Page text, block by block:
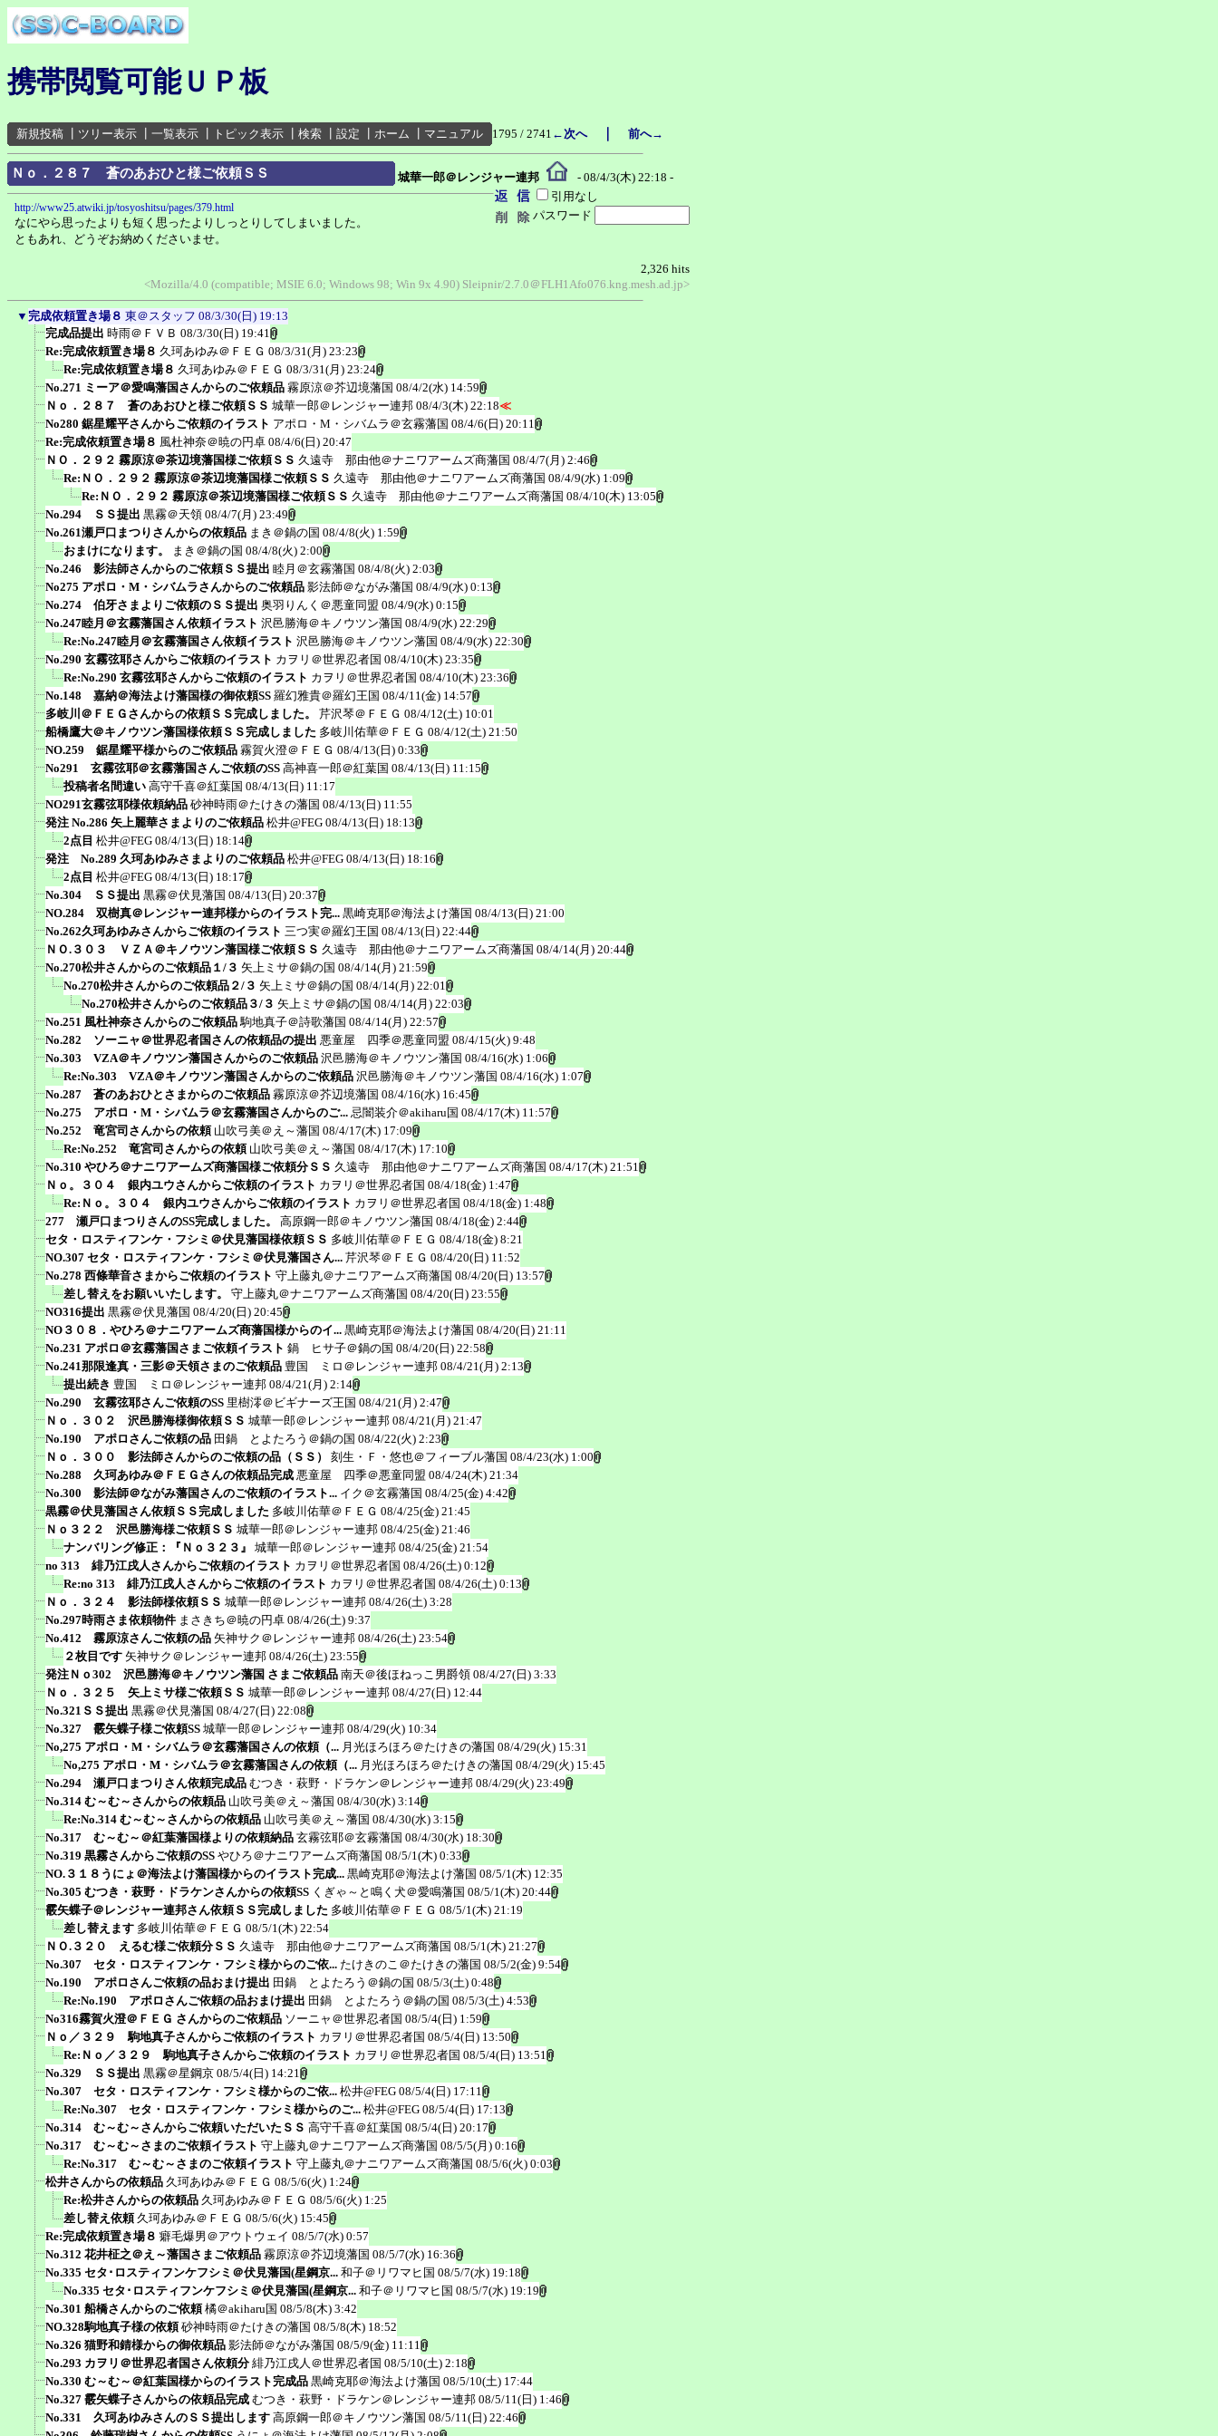
携帯閲覧可能ＵＰ板
新規投稿 ツリー表示 一覧表示 トピック表示 検索 設定 ホーム マニュアル 1795 / 2741 ←次へ｜ 前へ→
Ｎｏ．２８７ 蒼のあおひと様ご依頼ＳＳ 城華一郎＠レンジャー連邦
- 08/4/3(木) 22:18 -
引用なし
パスワード
http://www25.atwiki.jp/tosyoshitsu/pages/379.html
なにやら思ったよりも短く思ったよりしっとりしてしまいました。
ともあれ、どうぞお納めくださいませ。
2,326 hits
<Mozilla/4.0 (compatible; MSIE 6.0; Windows 98; Win 9x 4.90) Sleipnir/2.7.0＠FLH1Afo076.kng.mesh.ad.jp>
▼ 完成依頼置き場８ 東＠スタッフ 08/3/30(日) 19:13
完成品提出 時雨＠ＦＶＢ 08/3/30(日) 19:41
Re:完成依頼置き場８ 久珂あゆみ＠ＦＥＧ 08/3/31(月) 23:23
Re:完成依頼置き場８ 久珂あゆみ＠ＦＥＧ 08/3/31(月) 23:24
No.271 ミーア＠愛鳴藩国さんからのご依頼品 霧原涼＠芥辺境藩国 08/4/2(水) 14:59
Ｎｏ．２８７ 蒼のあおひと様ご依頼ＳＳ 城華一郎＠レンジャー連邦 08/4/3(木) 22:18≪
No280 鋸星耀平さんからご依頼のイラスト アポロ・M・シバムラ＠玄霧藩国 08/4/6(日) 20:11
Re:完成依頼置き場８ 風杜神奈＠暁の円卓 08/4/6(日) 20:47
ＮＯ．２９２ 霧原涼＠茶辺境藩国様ご依頼ＳＳ 久遠寺 那由他＠ナニワアームズ商藩国 08/4/7(月) 2:46
Re:ＮＯ．２９２ 霧原涼＠茶辺境藩国様ご依頼ＳＳ 久遠寺 那由他＠ナニワアームズ商藩国 08/4/9(水) 1:09
Re:ＮＯ．２９２ 霧原涼＠茶辺境藩国様ご依頼ＳＳ 久遠寺 那由他＠ナニワアームズ商藩国 08/4/10(木) 13:05
No.294 ＳＳ提出 黒霧＠天領 08/4/7(月) 23:49
No.261瀬戸口まつりさんからの依頼品 まき＠鍋の国 08/4/8(火) 1:59
おまけになります。
まき＠鍋の国 08/4/8(火) 2:00
No.246 影法師さんからのご依頼ＳＳ提出 睦月＠玄霧藩国 08/4/8(火) 2:03
No275 アポロ・M・シバムラさんからのご依頼品 影法師＠ながみ藩国 08/4/9(水) 0:13
No.274 伯牙さまよりご依頼のＳＳ提出 奥羽りんく＠悪童同盟 08/4/9(水) 0:15
No.247睦月＠玄霧藩国さん依頼イラスト 沢邑勝海＠キノウツン藩国 08/4/9(水) 22:29
Re:No.247睦月＠玄霧藩国さん依頼イラスト 沢邑勝海＠キノウツン藩国 08/4/9(水) 22:30
No.290 玄霧弦耶さんからご依頼のイラスト カヲリ＠世界忍者国 08/4/10(木) 23:35
Re:No.290 玄霧弦耶さんからご依頼のイラスト カヲリ＠世界忍者国 08/4/10(木) 23:36
No.148 嘉納＠海法よけ藩国様の御依頼SS 羅幻雅貴＠羅幻王国 08/4/11(金) 14:57
多岐川＠ＦＥＧさんからの依頼ＳＳ完成しました。
芹沢琴＠ＦＥＧ 08/4/12(土) 10:01
船橋鷹大＠キノウツン藩国様依頼ＳＳ完成しました 多岐川佑華＠ＦＥＧ 08/4/12(土) 21:50
NO.259 鋸星耀平様からのご依頼品 霧賀火澄＠ＦＥＧ 08/4/13(日) 0:33
No291 玄霧弦耶＠玄霧藩国さんご依頼のSS 高神喜一郎＠紅葉国 08/4/13(日) 11:15
投稿者名間違い 高守千喜＠紅葉国 08/4/13(日) 11:17
NO291玄霧弦耶様依頼納品 砂神時雨＠たけきの藩国 08/4/13(日) 11:55
発注 No.286 矢上麗華さまよりのご依頼品 松井@FEG 08/4/13(日) 18:13
2点目 松井@FEG 08/4/13(日) 18:14
発注 No.289 久珂あゆみさまよりのご依頼品 松井@FEG 08/4/13(日) 18:16
2点目 松井@FEG 08/4/13(日) 18:17
No.304 ＳＳ提出 黒霧＠伏見藩国 08/4/13(日) 20:37
NO.284 双樹真＠レンジャー連邦様からのイラスト完... 黒崎克耶＠海法よけ藩国 08/4/13(日) 21:00
No.262久珂あゆみさんからご依頼のイラスト 三つ実＠羅幻王国 08/4/13(日) 22:44
ＮＯ.３０３ ＶＺＡ＠キノウツン藩国様ご依頼ＳＳ 久遠寺 那由他＠ナニワアームズ商藩国 08/4/14(月) 20:44
No.270松井さんからのご依頼品１/３ 矢上ミサ＠鍋の国 08/4/14(月) 21:59
No.270松井さんからのご依頼品２/３ 矢上ミサ＠鍋の国 08/4/14(月) 22:01
No.270松井さんからのご依頼品３/３ 矢上ミサ＠鍋の国 08/4/14(月) 22:03
No.251 風杜神奈さんからのご依頼品 駒地真子＠詩歌藩国 08/4/14(月) 22:57
No.282 ソーニャ＠世界忍者国さんの依頼品の提出 悪童屋 四季＠悪童同盟 08/4/15(火) 9:48
No.303 VZA＠キノウツン藩国さんからのご依頼品 沢邑勝海＠キノウツン藩国 08/4/16(水) 1:06
Re:No.303 VZA＠キノウツン藩国さんからのご依頼品 沢邑勝海＠キノウツン藩国 08/4/16(水) 1:07
No.287 蒼のあおひとさまからのご依頼品 霧原涼＠芥辺境藩国 08/4/16(水) 16:45
No.275 アポロ・M・シバムラ＠玄霧藩国さんからのご... 忌闇装介＠akiharu国 08/4/17(木) 11:57
No.252 竜宮司さんからの依頼 山吹弓美＠え～藩国 08/4/17(木) 17:09
Re:No.252 竜宮司さんからの依頼 山吹弓美＠え～藩国 08/4/17(木) 17:10
No.310 やひろ＠ナニワアームズ商藩国様ご依頼分ＳＳ 久遠寺 那由他＠ナニワアームズ商藩国 08/4/17(木) 21:51
Ｎｏ。３０４ 銀内ユウさんからご依頼のイラスト カヲリ＠世界忍者国 08/4/18(金) 1:47
Re:Ｎｏ。３０４ 銀内ユウさんからご依頼のイラスト カヲリ＠世界忍者国 08/4/18(金) 1:48
277 瀬戸口まつりさんのSS完成しました。
高原鋼一郎＠キノウツン藩国 08/4/18(金) 2:44
セタ・ロスティフンケ・フシミ＠伏見藩国様依頼ＳＳ 多岐川佑華＠ＦＥＧ 08/4/18(金) 8:21
NO.307 セタ・ロスティフンケ・フシミ＠伏見藩国さん... 芹沢琴＠ＦＥＧ 08/4/20(日) 11:52
No.278 西條華音さまからご依頼のイラスト 守上藤丸＠ナニワアームズ商藩国 08/4/20(日) 13:57
差し替えをお願いいたします。
守上藤丸＠ナニワアームズ商藩国 08/4/20(日) 23:55
NO316提出 黒霧＠伏見藩国 08/4/20(日) 20:45
NO３０８．やひろ＠ナニワアームズ商藩国様からのイ... 黒崎克耶＠海法よけ藩国 08/4/20(日) 21:11
No.231 アポロ＠玄霧藩国さまご依頼イラスト 鍋 ヒサ子＠鍋の国 08/4/20(日) 22:58
No.241那限逢真・三影＠天領さまのご依頼品 豊国 ミロ＠レンジャー連邦 08/4/21(月) 2:13
提出続き 豊国 ミロ＠レンジャー連邦 08/4/21(月) 2:14
No.290 玄霧弦耶さんご依頼のSS 里樹澪＠ビギナーズ王国 08/4/21(月) 2:47
Ｎｏ．３０２ 沢邑勝海様御依頼ＳＳ 城華一郎＠レンジャー連邦 08/4/21(月) 21:47
No.190 アポロさんご依頼の品 田鍋 とよたろう＠鍋の国 08/4/22(火) 2:23
Ｎｏ．３００ 影法師さんからのご依頼の品（ＳＳ）
刻生・Ｆ・悠也＠フィーブル藩国 08/4/23(水) 1:00
No.288 久珂あゆみ＠ＦＥＧさんの依頼品完成 悪童屋 四季＠悪童同盟 08/4/24(木) 21:34
No.300 影法師＠ながみ藩国さんのご依頼のイラスト... イク＠玄霧藩国 08/4/25(金) 4:42
黒霧＠伏見藩国さん依頼ＳＳ完成しました 多岐川佑華＠ＦＥＧ 08/4/25(金) 21:45
Ｎｏ３２２ 沢邑勝海様ご依頼ＳＳ 城華一郎＠レンジャー連邦 08/4/25(金) 21:46
ナンバリング修正：『Ｎｏ３２３』
城華一郎＠レンジャー連邦 08/4/25(金) 21:54
no 313 緋乃江戌人さんからご依頼のイラスト カヲリ＠世界忍者国 08/4/26(土) 0:12
Re:no 313 緋乃江戌人さんからご依頼のイラスト カヲリ＠世界忍者国 08/4/26(土) 0:13
Ｎｏ．３２４ 影法師様依頼ＳＳ 城華一郎＠レンジャー連邦 08/4/26(土) 3:28
No.297時雨さま依頼物件 まさきち＠暁の円卓 08/4/26(土) 9:37
No.412 霧原涼さんご依頼の品 矢神サク＠レンジャー連邦 08/4/26(土) 23:54
２枚目です 矢神サク＠レンジャー連邦 08/4/26(土) 23:55
発注Ｎｏ302 沢邑勝海＠キノウツン藩国 さまご依頼品 南天＠後ほねっこ男爵領 08/4/27(日) 3:33
Ｎｏ．３２５ 矢上ミサ様ご依頼ＳＳ 城華一郎＠レンジャー連邦 08/4/27(日) 12:44
No.321ＳＳ提出 黒霧＠伏見藩国 08/4/27(日) 22:08
No.327 霰矢蝶子様ご依頼SS 城華一郎＠レンジャー連邦 08/4/29(火) 10:34
No,275 アポロ・M・シバムラ＠玄霧藩国さんの依頼（... 月光ほろほろ＠たけきの藩国 08/4/29(火) 15:31
No,275 アポロ・M・シバムラ＠玄霧藩国さんの依頼（... 月光ほろほろ＠たけきの藩国 08/4/29(火) 15:45
No.294 瀬戸口まつりさん依頼完成品 むつき・萩野・ドラケン＠レンジャー連邦 08/4/29(火) 23:49
No.314 む～む～さんからの依頼品 山吹弓美＠え～藩国 08/4/30(水) 3:14
Re:No.314 む～む～さんからの依頼品 山吹弓美＠え～藩国 08/4/30(水) 3:15
No.317 む～む～＠紅葉藩国様よりの依頼納品 玄霧弦耶＠玄霧藩国 08/4/30(水) 18:30
No.319 黒霧さんからご依頼のSS やひろ＠ナニワアームズ商藩国 08/5/1(木) 0:33
NO.３１８うにょ＠海法よけ藩国様からのイラスト完成... 黒崎克耶＠海法よけ藩国 08/5/1(木) 12:35
No.305 むつき・萩野・ドラケンさんからの依頼SS くぎゃ～と鳴く犬＠愛鳴藩国 08/5/1(木) 20:44
霰矢蝶子＠レンジャー連邦さん依頼ＳＳ完成しました 多岐川佑華＠ＦＥＧ 08/5/1(木) 21:19
差し替えます 多岐川佑華＠ＦＥＧ 08/5/1(木) 22:54
ＮＯ.３２０ えるむ様ご依頼分ＳＳ 久遠寺 那由他＠ナニワアームズ商藩国 08/5/1(木) 21:27
No.307 セタ・ロスティフンケ・フシミ様からのご依... たけきのこ＠たけきの藩国 08/5/2(金) 9:54
No.190 アポロさんご依頼の品おまけ提出 田鍋 とよたろう＠鍋の国 08/5/3(土) 0:48
Re:No.190 アポロさんご依頼の品おまけ提出 田鍋 とよたろう＠鍋の国 08/5/3(土) 4:53
No316霧賀火澄＠ＦＥＧ さんからのご依頼品 ソーニャ＠世界忍者国 08/5/4(日) 1:59
Ｎｏ／３２９ 駒地真子さんからご依頼のイラスト カヲリ＠世界忍者国 08/5/4(日) 13:50
Re:Ｎｏ／３２９ 駒地真子さんからご依頼のイラスト カヲリ＠世界忍者国 08/5/4(日) 13:51
No.329 ＳＳ提出 黒霧＠星鋼京 08/5/4(日) 14:21
No.307 セタ・ロスティフンケ・フシミ様からのご依... 松井@FEG 08/5/4(日) 17:11
Re:No.307 セタ・ロスティフンケ・フシミ様からのご... 松井@FEG 08/5/4(日) 17:13
No.314 む～む～さんからご依頼いただいたＳＳ 高守千喜＠紅葉国 08/5/4(日) 20:17
No.317 む～む～さまのご依頼イラスト 守上藤丸＠ナニワアームズ商藩国 08/5/5(月) 0:16
Re:No.317 む～む～さまのご依頼イラスト 守上藤丸＠ナニワアームズ商藩国 08/5/6(火) 0:03
松井さんからの依頼品 久珂あゆみ＠ＦＥＧ 08/5/6(火) 1:24
Re:松井さんからの依頼品 久珂あゆみ＠ＦＥＧ 08/5/6(火) 1:25
差し替え依頼 久珂あゆみ＠ＦＥＧ 08/5/6(火) 15:45
Re:完成依頼置き場８ 癖毛爆男＠アウトウェイ 08/5/7(水) 0:57
No.312 花井柾之＠え～藩国さまご依頼品 霧原涼＠芥辺境藩国 08/5/7(水) 16:36
No.335 セタ･ロスティフンケフシミ＠伏見藩国(星鋼京... 和子＠リワマヒ国 08/5/7(水) 19:18
No.335 セタ･ロスティフンケフシミ＠伏見藩国(星鋼京... 和子＠リワマヒ国 08/5/7(水) 19:19
No.301 船橋さんからのご依頼 橘＠akiharu国 08/5/8(木) 3:42
NO.328駒地真子様の依頼 砂神時雨＠たけきの藩国 08/5/8(木) 18:52
No.326 猫野和錆様からの御依頼品 影法師＠ながみ藩国 08/5/9(金) 11:11
No.293 カヲリ＠世界忍者国さん依頼分 緋乃江戌人＠世界忍者国 08/5/10(土) 2:18
No.330 む～む～＠紅葉国様からのイラスト完成品 黒崎克耶＠海法よけ藩国 08/5/10(土) 17:44
No.327 霰矢蝶子さんからの依頼品完成 むつき・萩野・ドラケン＠レンジャー連邦 08/5/11(日) 1:46
No.331 久珂あゆみさんのＳＳ提出します 高原鋼一郎＠キノウツン藩国 08/5/11(日) 22:46